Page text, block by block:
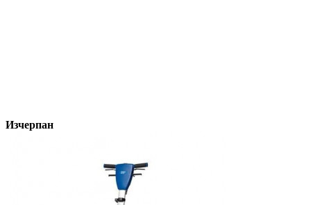
Изчерпан